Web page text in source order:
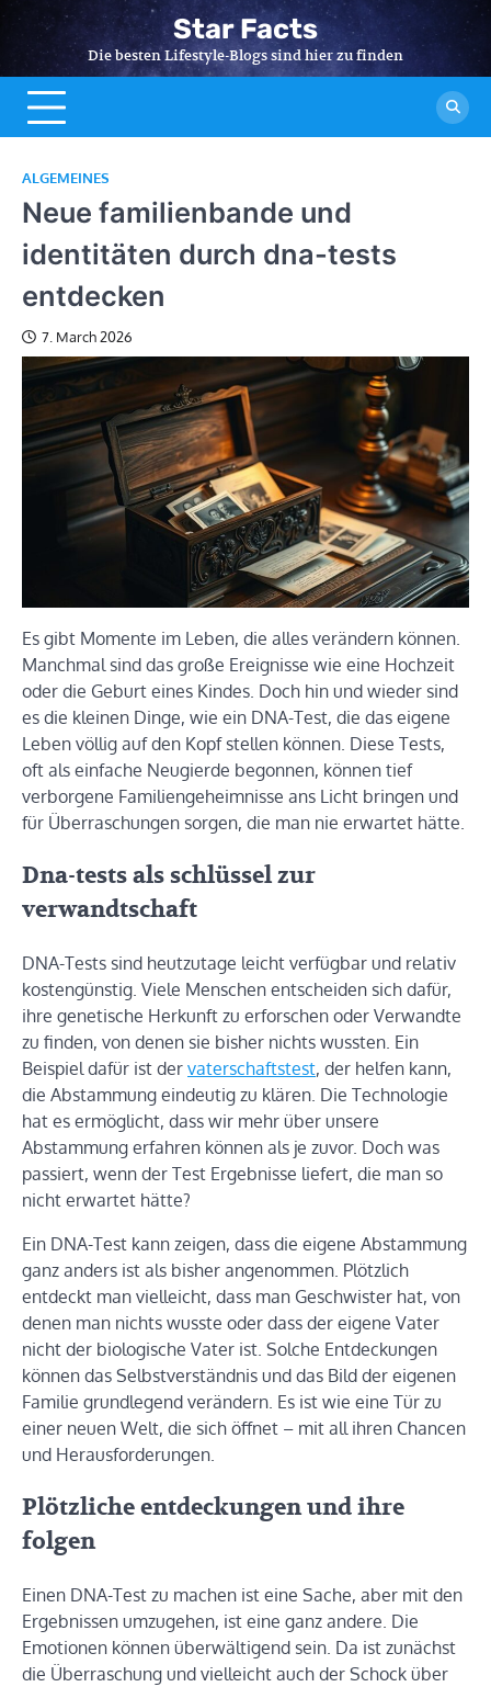
Skip
content
Star Facts
Die besten Lifestyle-Blogs sind hier zu finden
ALGEMEINES
Neue familienbande und
identitäten durch dna-tests
entdecken
7. March 2026
Es gibt Momente im Leben, die alles verändern können.
Manchmal sind das große Ereignisse wie eine Hochzeit
oder die Geburt eines Kindes. Doch hin und wieder sind
es die kleinen Dinge, wie ein DNA-Test, die das eigene
Leben völlig auf den Kopf stellen können. Diese Tests,
oft als einfache Neugierde begonnen, können tief
verborgene Familiengeheimnisse ans Licht bringen und
für Überraschungen sorgen, die man nie erwartet hätte.
Dna-tests als schlüssel zur
verwandtschaft
DNA-Tests sind heutzutage leicht verfügbar und relativ
kostengünstig. Viele Menschen entscheiden sich dafür,
ihre genetische Herkunft zu erforschen oder Verwandte
zu finden, von denen sie bisher nichts wussten. Ein
Beispiel dafür ist der vaterschaftstest, der helfen kann,
die Abstammung eindeutig zu klären. Die Technologie
hat es ermöglicht, dass wir mehr über unsere
Abstammung erfahren können als je zuvor. Doch was
passiert, wenn der Test Ergebnisse liefert, die man so
nicht erwartet hätte?
Ein DNA-Test kann zeigen, dass die eigene Abstammung
ganz anders ist als bisher angenommen. Plötzlich
entdeckt man vielleicht, dass man Geschwister hat, von
denen man nichts wusste oder dass der eigene Vater
nicht der biologische Vater ist. Solche Entdeckungen
können das Selbstverständnis und das Bild der eigenen
Familie grundlegend verändern. Es ist wie eine Tür zu
einer neuen Welt, die sich öffnet – mit all ihren Chancen
und Herausforderungen.
Plötzliche entdeckungen und ihre
folgen
Einen DNA-Test zu machen ist eine Sache, aber mit den
Ergebnissen umzugehen, ist eine ganz andere. Die
Emotionen können überwältigend sein. Da ist zunächst
die Überraschung und vielleicht auch der Schock über